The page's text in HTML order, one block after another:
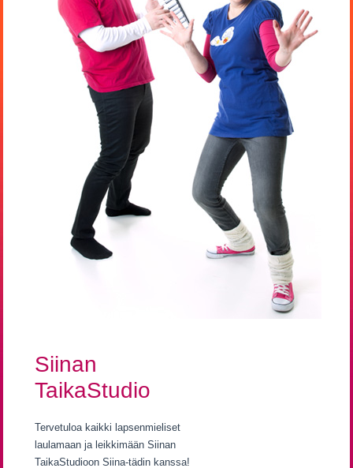
Siinan
TaikaStudio
Tervetuloa kaikki lapsenmieliset
laulamaan ja leikkimään Siinan
TaikaStudioon Siina-tädin kanssa!